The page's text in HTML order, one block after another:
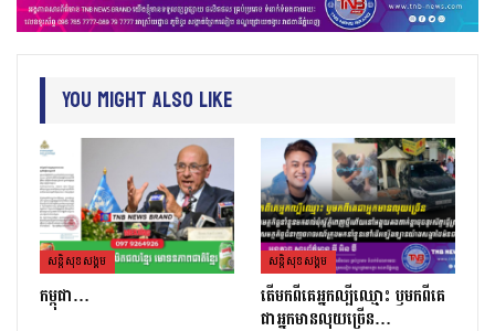
You Might Also Like
សន្តិសុខសង្គម
កម្ពុជា…
សន្តិសុខសង្គម
តេីមកពីគេអ្នកល្បីឈ្មោះ​ ឫមកពីគេ
ជាអ្នកមានលុយច្រេីន​…